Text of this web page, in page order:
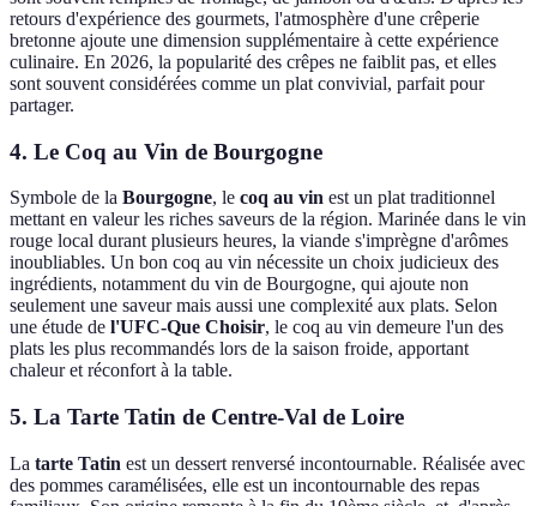
retours d'expérience des gourmets, l'atmosphère d'une crêperie
bretonne ajoute une dimension supplémentaire à cette expérience
culinaire. En 2026, la popularité des crêpes ne faiblit pas, et elles
sont souvent considérées comme un plat convivial, parfait pour
partager.
4. Le Coq au Vin de Bourgogne
Symbole de la Bourgogne, le coq au vin est un plat traditionnel
mettant en valeur les riches saveurs de la région. Marinée dans le vin
rouge local durant plusieurs heures, la viande s'imprègne d'arômes
inoubliables. Un bon coq au vin nécessite un choix judicieux des
ingrédients, notamment du vin de Bourgogne, qui ajoute non
seulement une saveur mais aussi une complexité aux plats. Selon
une étude de l'UFC-Que Choisir, le coq au vin demeure l'un des
plats les plus recommandés lors de la saison froide, apportant
chaleur et réconfort à la table.
5. La Tarte Tatin de Centre-Val de Loire
La tarte Tatin est un dessert renversé incontournable. Réalisée avec
des pommes caramélisées, elle est un incontournable des repas